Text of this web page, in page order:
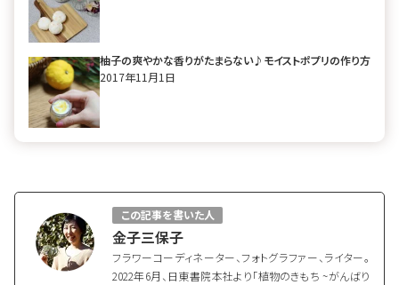
柚子の爽やかな香りがたまらない♪モイストポプリの作り方
2017年11月1日
この記事を書いた人
金子三保子
フラワーコーディネーター、フォトグラファー、ライター。
2022年6月、日東書院本社より「植物のきもち ~がんばり